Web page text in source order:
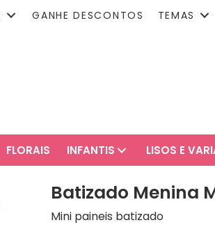
GANHE DESCONTOS TEMAS
FLORAIS INFANTIS LISOS E
Batizado Menina
Mini paineis batizado